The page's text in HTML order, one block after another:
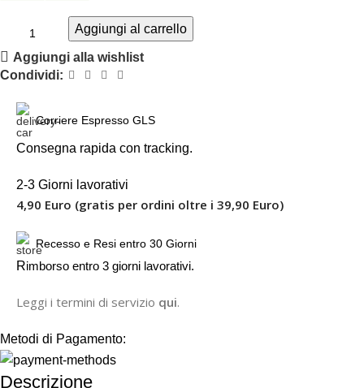
Aggiungi al carrello
Aggiungi alla wishlist
Condividi:
Corriere Espresso GLS
Consegna rapida con tracking.
2-3 Giorni lavorativi
4,90 Euro (gratis per ordini oltre i 39,90 Euro)
Recesso e Resi entro 30 Giorni
Rimborso entro 3 giorni lavorativi.
Leggi i termini di servizio qui.
Metodi di Pagamento:
Descrizione